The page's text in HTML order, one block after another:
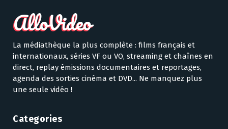
La médiathèque la plus complète : films français et
internationaux, séries VF ou VO, streaming et chaînes en
direct, replay émissions documentaires et reportages,
agenda des sorties cinéma et DVD... Ne manquez plus
une seule vidéo !
Categories